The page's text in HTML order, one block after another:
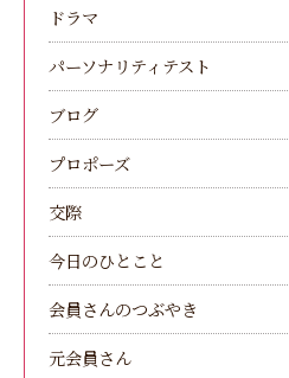
ドラマ
パーソナリティテスト
ブログ
プロポーズ
交際
今日のひとこと
会員さんのつぶやき
元会員さん